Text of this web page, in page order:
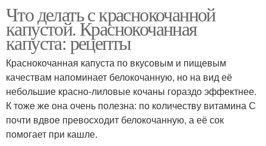
Что делать с краснокочанной
капустой. Краснокочанная
капуста: рецепты
Краснокочанная капуста по вкусовым и пищевым
качествам напоминает белокочанную, но на вид её
небольшие красно-лиловые кочаны гораздо эффектнее.
К тоже же она очень полезна: по количеству витамина С
почти вдвое превосходит белокочанную, а её сок
помогает при кашле.